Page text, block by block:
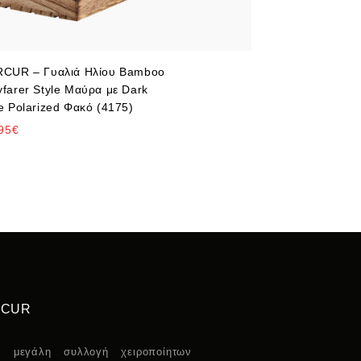
– Γυαλιά Ηλίου Bamboo
Style Μαύρα με Dark
Polarized Φακό (4175)
€
μεγάλη συλλογή χειροποίητων